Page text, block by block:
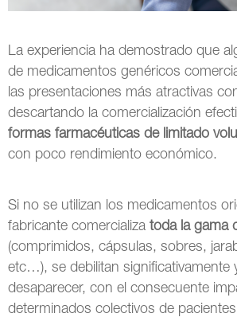
La experiencia ha demostrado que
de medicamentos genéricos
las presentaciones más atractivas
descartando la comercialización
formas farmacéuticas de limitado
con poco rendimiento económico.
Si no se utilizan los medicamentos
fabricante comercializa toda la gama
(comprimidos, cápsulas, sobres,
etc…), se debilitan significativamente
desaparecer, con el consecuente
determinados colectivos de